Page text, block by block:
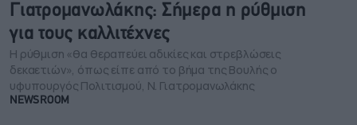
Γιατρομανωλάκης: Σήμερα η ρύθμιση
για τους καλλιτέχνες
Η ρύθμιση «θα θεραπεύει αδικίες και στρεβλώσεις
δεκαετιών», όπως είπε από το βήμα της Βουλής ο
υφυπουργός Πολιτισμού, Ν. Γιατρομανωλάκης
NEWSROOM